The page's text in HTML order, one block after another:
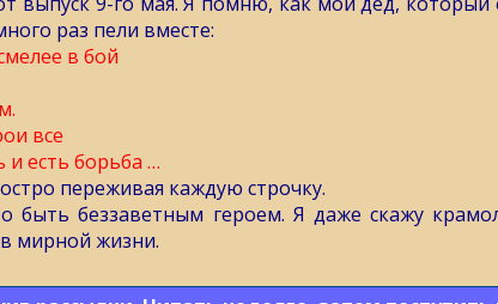
раз пели вместе:
в бой
все
есть борьба …
переживая каждую строчку.
быть беззаветным героем. Я даже скажу
мирной жизни.